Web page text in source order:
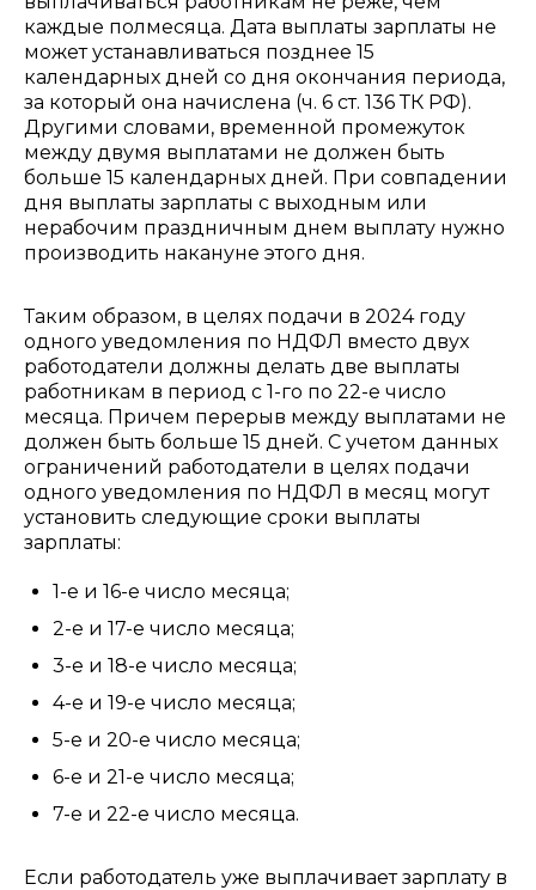
каждые полмесяца. Дата выплаты зарплаты не
может устанавливаться позднее 15
календарных дней со дня окончания периода,
за который она начислена (ч. 6 ст. 136 ТК РФ).
Другими словами, временной промежуток
между двумя выплатами не должен быть
больше 15 календарных дней. При совпадении
дня выплаты зарплаты с выходным или
нерабочим праздничным днем выплату нужно
производить накануне этого дня.
Таким образом, в целях подачи в 2024 году
одного уведомления по НДФЛ вместо двух
работодатели должны делать две выплаты
работникам в период с 1-го по 22-е число
месяца. Причем перерыв между выплатами не
должен быть больше 15 дней. С учетом данных
ограничений работодатели в целях подачи
одного уведомления по НДФЛ в месяц могут
установить следующие сроки выплаты
зарплаты:
1-е и 16-е число месяца;
2-е и 17-е число месяца;
3-е и 18-е число месяца;
4-е и 19-е число месяца;
5-е и 20-е число месяца;
6-е и 21-е число месяца;
7-е и 22-е число месяца.
Если работодатель уже выплачивает зарплату в